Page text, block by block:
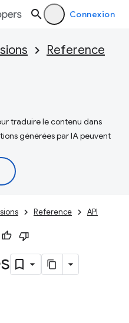
Connexion
Reference
traduire le contenu dans
générées par IA peuvent
Reference API